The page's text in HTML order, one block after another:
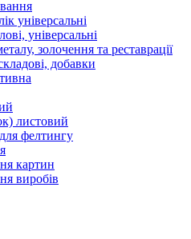
універсальні
універсальні
золочення та реставрації
добавки
листовий
фелтингу
картин
виробів